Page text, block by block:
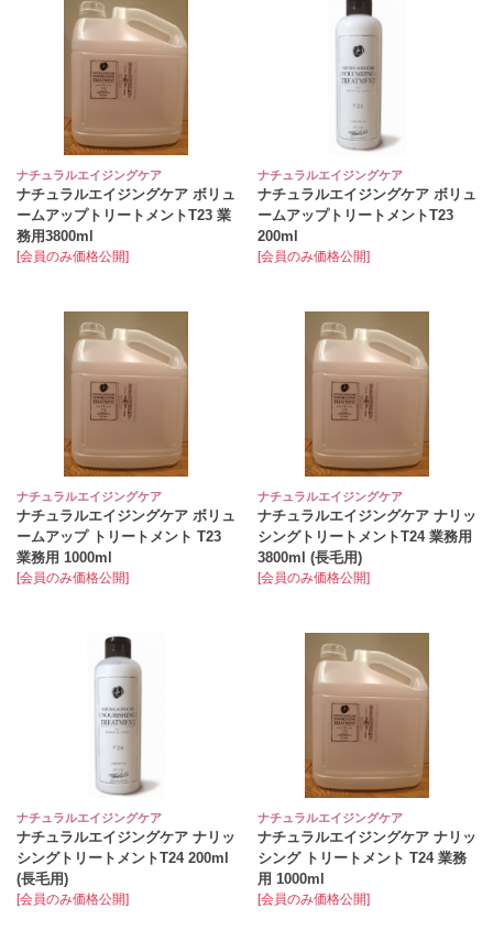
ナチュラルエイジングケア
ナチュラルエイジングケア ボリュ
ームアップトリートメントT23 業
務用3800ml
[会員のみ価格公開]
ナチュラルエイジングケア
ナチュラルエイジングケア ボリュ
ームアップトリートメントT23
200ml
[会員のみ価格公開]
ナチュラルエイジングケア
ナチュラルエイジングケア ボリュ
ームアップ トリートメント T23
業務用 1000ml
[会員のみ価格公開]
ナチュラルエイジングケア
ナチュラルエイジングケア ナリッ
シングトリートメントT24 業務用
3800ml (長毛用)
[会員のみ価格公開]
ナチュラルエイジングケア
ナチュラルエイジングケア ナリッ
シングトリートメントT24 200ml
(長毛用)
[会員のみ価格公開]
ナチュラルエイジングケア
ナチュラルエイジングケア ナリッ
シング トリートメント T24 業務
用 1000ml
[会員のみ価格公開]